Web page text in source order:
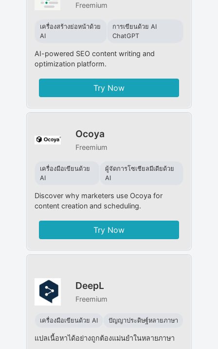
Freemium
เครื่องสร้างย่อหน้าด้วย
AI
การเขียนด้วย AI
ChatGPT
AI-powered SEO content writing and
optimization platform.
Try Now
Ocoya
Freemium
เครื่องมือเขียนด้วย
AI
ผู้จัดการโซเชียลมีเดียด้วย
AI
Discover why marketers use Ocoya for
content creation and scheduling.
Try Now
DeepL
Freemium
เครื่องมือเขียนด้วย AI ปัญญาประดิษฐ์หลายภาษา
แปลเนื้อหาได้อย่างถูกต้องแม่นยำในหลายภาษา